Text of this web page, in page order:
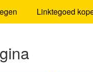
Linktegoed